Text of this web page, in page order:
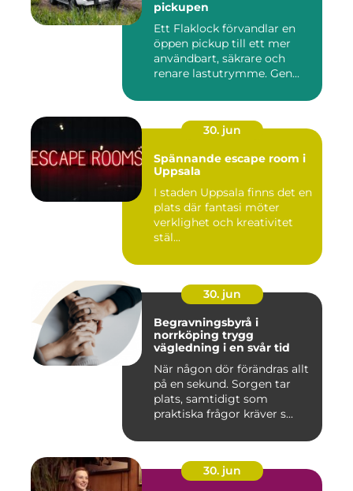
pickupen
Ett Flaklock förvandlar en
öppen pickup till ett mer
användbart, säkrare och
renare lastutrymme. Gen...
30. jun
Spännande escape room i
Uppsala
I staden Uppsala finns det en
plats där fantasi möter
verklighet och kreativitet
stäl...
30. jun
Begravningsbyrå i
norrköping trygg
vägledning i en svår tid
När någon dör förändras allt
på en sekund. Sorgen tar
plats, samtidigt som
praktiska frågor kräver s...
30. jun